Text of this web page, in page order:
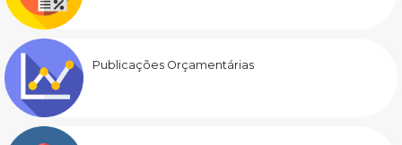
Publicações Orçamentárias